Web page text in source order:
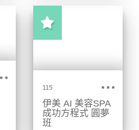
詢。
班手把手教學，
不論是小白入行
握高毛利美學。
115
伊美 AI 美容SPA
成功方程式 圓夢
班